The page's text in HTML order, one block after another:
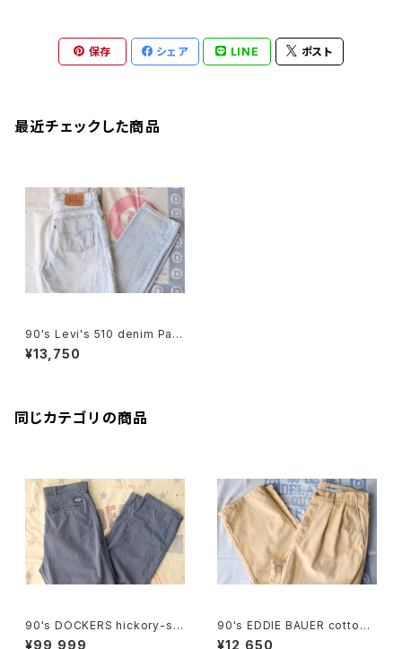
保存 シェア LINE ポスト
最近チェックした商品
90's Levi's 510 denim Pant
s "ICE-WASH/ Made in U.S.
A."
¥13,750
同じカテゴリの商品
90's DOCKERS hickory-stri
pe one-tuck Pants "Made i
¥99,999
90's EDDIE BAUER cotton-
duck 2-tuck Pants
¥12,650